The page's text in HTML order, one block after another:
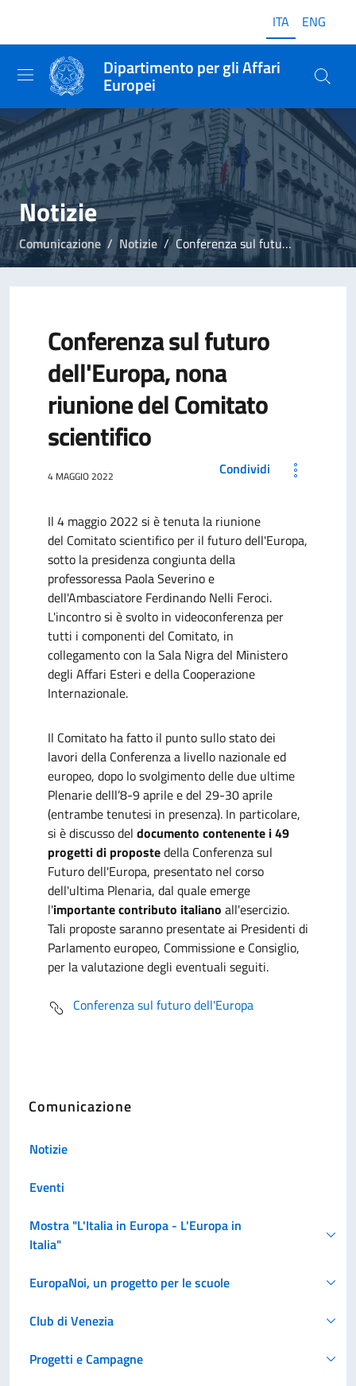
ITA ENG
Dipartimento per gli Affari
Europei
Notizie
Comunicazione Notizie Conferenza sul futuro dell'Europa, nona riunione del Comitato scientifico
Conferenza sul futuro
dell'Europa, nona
riunione del Comitato
scientifico
4 MAGGIO 2022 Condividi
Il 4 maggio 2022 si è tenuta la riunione
del Comitato scientifico per il futuro dell'Europa,
sotto la presidenza congiunta della
professoressa Paola Severino e
dell'Ambasciatore Ferdinando Nelli Feroci.
L'incontro si è svolto in videoconferenza per
tutti i componenti del Comitato, in
collegamento con la Sala Nigra del Ministero
degli Affari Esteri e della Cooperazione
Internazionale.
Il Comitato ha fatto il punto sullo stato dei
lavori della Conferenza a livello nazionale ed
europeo, dopo lo svolgimento delle due ultime
Plenarie delll’8-9 aprile e del 29-30 aprile
(entrambe tenutesi in presenza). In particolare,
si è discusso del documento contenente i 49
progetti di propostedella Conferenza sul
Futuro dell'Europa, presentato nel corso
dell'ultima Plenaria, dal quale emerge
l'importante contributo italiano all'esercizio.
Tali proposte saranno presentate ai Presidenti di
Parlamento europeo, Commissione e Consiglio,
per la valutazione degli eventuali seguiti.
Conferenza sul futuro dell'Europa
Comunicazione
Notizie
Eventi
Mostra "L'Italia in Europa - L'Europa in
Italia"
EuropaNoi, un progetto per le scuole
Club di Venezia
Progetti e Campagne